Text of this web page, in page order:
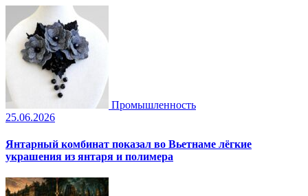
Промышленность
25.06.2026
Янтарный комбинат показал во Вьетнаме лёгкие
украшения из янтаря и полимера